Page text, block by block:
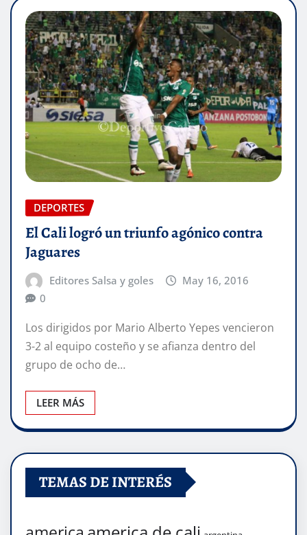
DEPORTES
El Cali logró un triunfo agónico contra
Jaguares
Editores Salsa y goles
May 16, 2016
0
Los dirigidos por Mario Alberto Yepes vencieron
3-2 al equipo costeño y se afianza dentro del
grupo de ocho de…
LEER MÁS
TEMAS DE INTERÉS